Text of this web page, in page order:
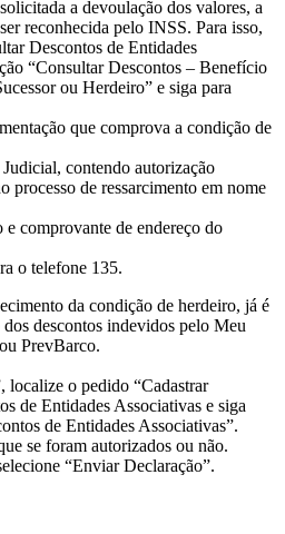
a devoulação dos valores, a
reconhecida pelo INSS. Para isso,
Descontos de Entidades
“Consultar Descontos – Benefício
ou Herdeiro” e siga para
que comprova a condição de
contendo autorização
processo de ressarcimento em nome
comprovante de endereço do
o telefone 135.
da condição de herdeiro, já é
descontos indevidos pelo Meu
PrevBarco.
localize o pedido “Cadastrar
de Entidades Associativas e siga
de Entidades Associativas”.
se foram autorizados ou não.
“Enviar Declaração”.